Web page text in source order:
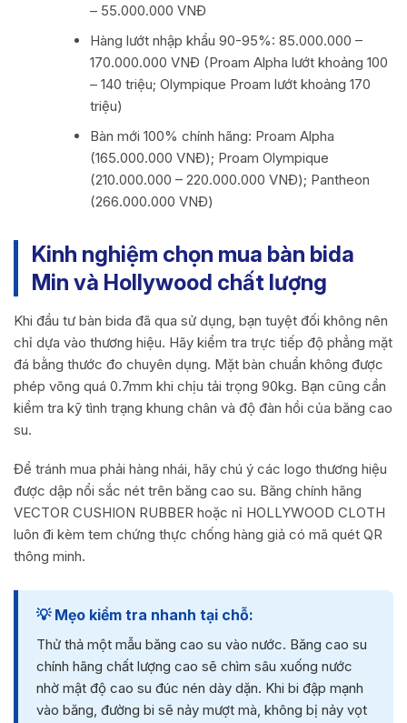
– 55.000.000 VNĐ
Hàng lướt nhập khẩu 90-95%: 85.000.000 –
170.000.000 VNĐ (Proam Alpha lướt khoảng 100
– 140 triệu; Olympique Proam lướt khoảng 170
triệu)
Bàn mới 100% chính hãng: Proam Alpha
(165.000.000 VNĐ); Proam Olympique
(210.000.000 – 220.000.000 VNĐ); Pantheon
(266.000.000 VNĐ)
Kinh nghiệm chọn mua bàn bida
Min và Hollywood chất lượng
Khi đầu tư bàn bida đã qua sử dụng, bạn tuyệt đối không nên
chỉ dựa vào thương hiệu. Hãy kiểm tra trực tiếp độ phẳng mặt
đá bằng thước đo chuyên dụng. Mặt bàn chuẩn không được
phép võng quá 0.7mm khi chịu tải trọng 90kg. Bạn cũng cần
kiểm tra kỹ tình trạng khung chân và độ đàn hồi của băng cao
su.
Để tránh mua phải hàng nhái, hãy chú ý các logo thương hiệu
được dập nổi sắc nét trên băng cao su. Băng chính hãng
VECTOR CUSHION RUBBER hoặc nỉ HOLLYWOOD CLOTH
luôn đi kèm tem chứng thực chống hàng giả có mã quét QR
thông minh.
💡 Mẹo kiểm tra nhanh tại chỗ:
Thử thả một mẫu băng cao su vào nước. Băng cao su
chính hãng chất lượng cao sẽ chìm sâu xuống nước
nhờ mật độ cao su đúc nén dày dặn. Khi bi đập mạnh
vào băng, đường bi sẽ nảy mượt mà, không bị nảy vọt